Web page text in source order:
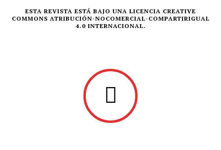
ESTA REVISTA ESTÁ BAJO UNA LICENCIA CREATIVE
COMMONS ATRIBUCIÓN-NOCOMERCIAL-COMPARTIRIGUAL
4.0 INTERNACIONAL.